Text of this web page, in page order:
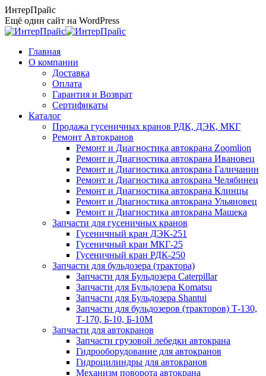
Перейти
к
содержанию
ИнтерПрайс
Ещё один сайт на WordPress
Главная
О компании
Доставка
Оплата
Гарантия и Возврат
Сертификаты
Каталог
Продажа гусеничных кранов РДК, ДЭК, МКГ
Ремонт Автокранов
Ремонт и Диагностика автокрана Zoomlion
Ремонт и Диагностика автокрана Ивановец
Ремонт и Диагностика автокрана Галичанин
Ремонт и Диагностика автокрана Челябинец
Ремонт и Диагностика автокрана Клинцы
Ремонт и Диагностика автокрана Ульяновец
Ремонт и Диагностика автокрана Машека
Запчасти для гусеничных кранов
Гусеничный кран ДЭК-251
Гусеничный кран МКГ-25
Гусеничный кран РДК-250
Запчасти для бульдозера (трактора)
Запчасти для Бульдозера Caterpillar
Запчасти для Бульдозера Komatsu
Запчасти для Бульдозера Shantui
Запчасти для бульдозеров (тракторов) Т-130,
Т-170, Б-10, Б-10М
Запчасти для автокранов
Запчасти грузовой лебедки автокрана
Гидрооборудование для автокранов
Гидроцилиндры для автокранов
Механизм поворота автокрана